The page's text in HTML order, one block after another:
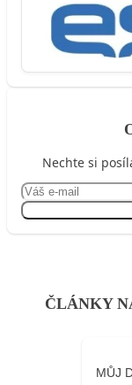
Nechte si
ČLÁNKY
MŮJ